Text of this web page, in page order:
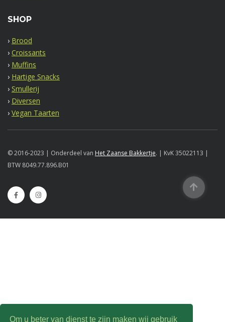
Om u beter van dienst te zijn maken wij gebruik
SHOP
› Brood
› Croissants
› Muffins
› Hartige Snacks
› Smullerij
› Diversen
› Vegan Taarten
© 2016-2023 | Onderdeel van Het Zaanse Bakkertje. | KvK 35022113 |
BTW 8049.77.896.B01